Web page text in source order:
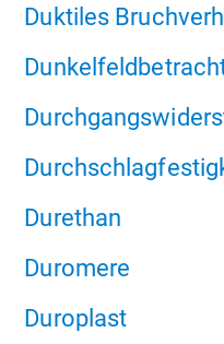
Duktiles
Durethan
Duromere
Duroplast